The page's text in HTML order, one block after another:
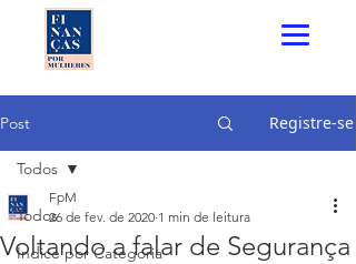
Post Registre-se
Todos
Índice por Categoria
Todos
Voltando a falar de Segurança
FpM
26 de fev. de 2020 1 min de leitura